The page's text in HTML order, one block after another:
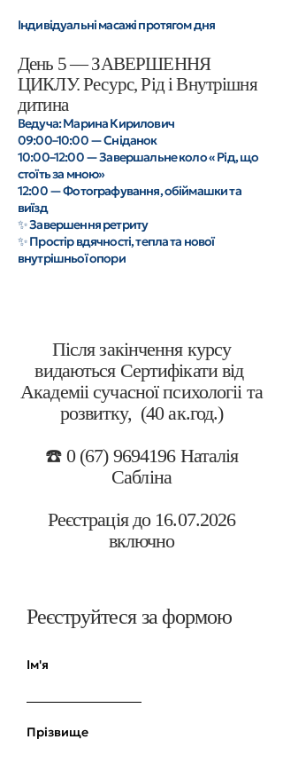
Індивідуальні масажі протягом дня
День 5 — ЗАВЕРШЕННЯ
ЦИКЛУ. Ресурс, Рід і Внутрішня
дитина
Ведуча: Марина Кирилович
09:00–10:00 — Сніданок
10:00–12:00 — Завершальне коло « Рід, що
стоїть за мною»
12:00 — Фотографування, обіймашки та
виїзд
✨ Завершення ретриту
✨ Простір вдячності, тепла та нової
внутрішньої опори
Після закінчення курсу
видаються Сертифікати від
Академіі сучасної психологіі та
розвитку, (40 ак.год.)
☎️ 0 (67) 9694196 Наталія
Сабліна
Реєстрація до 16.07.2026
включно
Реєструйтеся за формою
Ім'я
Прізвище